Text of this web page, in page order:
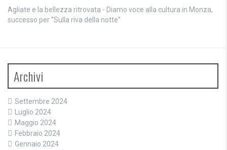
Agliate e la bellezza ritrovata - Diamo voce alla cultura in Monza,
successo per “Sulla riva della notte”
Archivi
Settembre 2024
Luglio 2024
Maggio 2024
Febbraio 2024
Gennaio 2024